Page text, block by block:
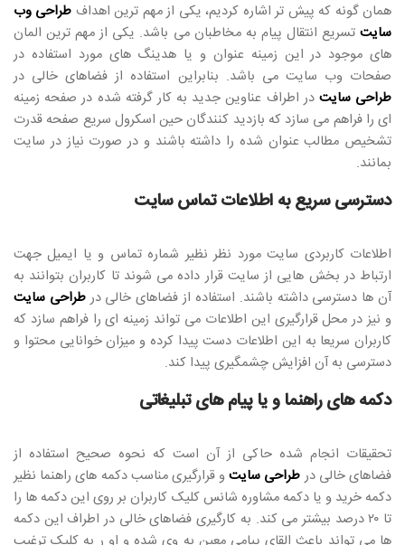
همان گونه که پیش تر اشاره کردیم، یکی از مهم ترین اهداف طراحی وب
سایت تسریع انتقال پیام به مخاطبان می باشد. یکی از مهم ترین المان
های موجود در این زمینه عنوان و یا هدینگ های مورد استفاده در
صفحات وب سایت می باشد. بنابراین استفاده از فضاهای خالی در
طراحی سایت در اطراف عناوین جدید به کار گرفته شده در صفحه زمینه
ای را فراهم می سازد که بازدید کنندگان حین اسکرول سریع صفحه قدرت
تشخیص مطالب عنوان شده را داشته باشند و در صورت نیاز در سایت
بمانند.
دسترسی سریع به اطلاعات تماس سایت
اطلاعات کاربردی سایت مورد نظر نظیر شماره تماس و یا ایمیل جهت
ارتباط در بخش هایی از سایت قرار داده می شوند تا کاربران بتوانند به
آن ها دسترسی داشته باشند. استفاده از فضاهای خالی درطراحی سایت
و نیز در محل قرارگیری این اطلاعات می تواند زمینه ای را فراهم سازد که
کاربران سریعا به این اطلاعات دست پیدا کرده و میزان خوانایی محتوا و
دسترسی به آن افزایش چشمگیری پیدا کند.
دکمه های راهنما و یا پیام های تبلیغاتی
تحقیقات انجام شده حاکی از آن است که نحوه صحیح استفاده از
فضاهای خالی درطراحی سایتو قرارگیری مناسب دکمه های راهنما نظیر
دکمه خرید و یا دکمه مشاوره شانس کلیک کاربران بر روی این دکمه ها را
تا ۲۰ درصد بیشتر می کند. به کارگیری فضاهای خالی در اطراف این دکمه